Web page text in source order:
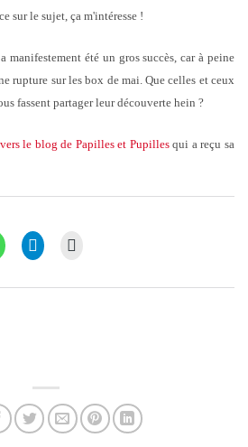
sur le sujet, ça m'intéresse !
a manifestement été un gros succès, car à peine
rupture sur les box de mai. Que celles et ceux
fassent partager leur découverte hein ?
le blog de Papilles et Pupillesqui a reçu sa